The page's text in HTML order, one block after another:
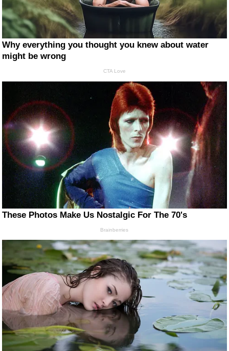
Why everything you thought you knew about water
might be wrong
CTA Love
These Photos Make Us Nostalgic For The 70's
Brainberries